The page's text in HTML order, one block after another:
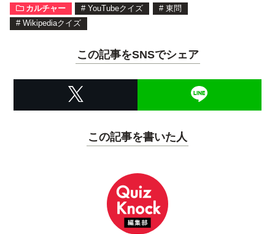
カルチャー # YouTubeクイズ # 東問
# Wikipediaクイズ
この記事をSNSでシェア
この記事を書いた人